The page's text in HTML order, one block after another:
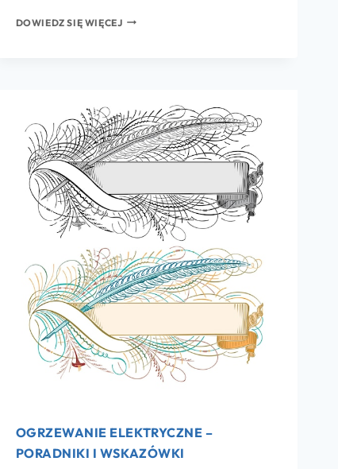
DOWIEDZ SIĘ WIĘCEJ
OGRZEWANIE ELEKTRYCZNE –
PORADNIKI I WSKAZÓWKI